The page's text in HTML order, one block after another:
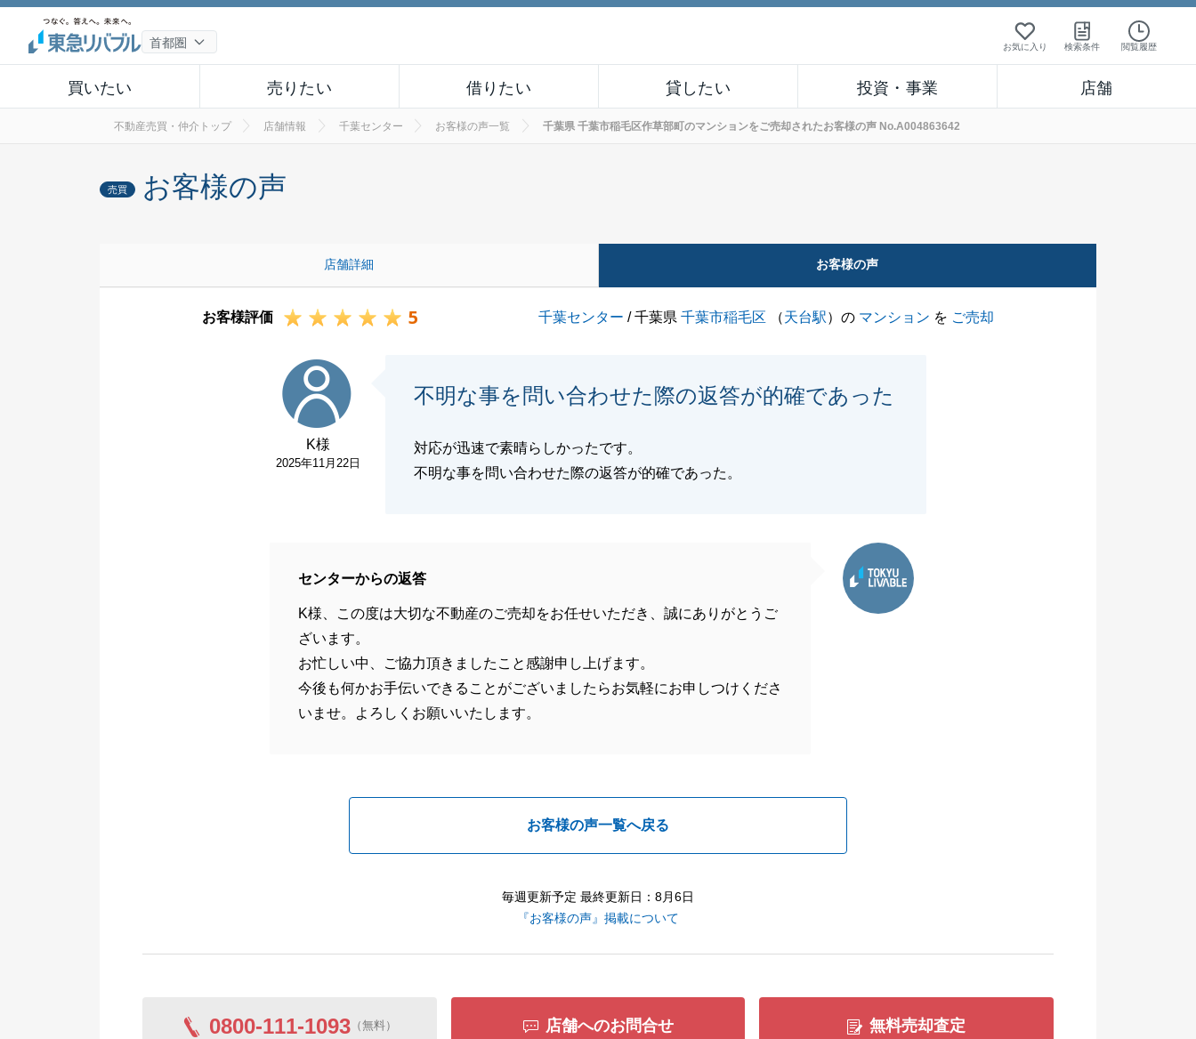
お気に入り 検索条件 閲覧履歴
買いたい 売りたい 借りたい 貸したい 投資・事業 店舗
不動産売買・仲介トップ 店舗情報 千葉センター お客様の声一覧 千葉県 千葉市稲毛区作草部町のマンションをご売却されたお客様の声 No.A004863642
売買 お客様の声
店舗詳細 お客様の声
お客様評価 5 千葉センター / 千葉県千葉市稲毛区 （天台駅）の マンション を ご売却
K様
2025年11月22日
不明な事を問い合わせた際の返答が的確であった
対応が迅速で素晴らしかったです。
不明な事を問い合わせた際の返答が的確であった。
センターからの返答
K様、この度は大切な不動産のご売却をお任せいただき、誠にありがとうご
ざいます。
お忙しい中、ご協力頂きましたこと感謝申し上げます。
今後も何かお手伝いできることがございましたらお気軽にお申しつけくださ
いませ。よろしくお願いいたします。
お客様の声一覧へ戻る
毎週更新予定 最終更新日：8月6日
『お客様の声』掲載について
0800-111-1093 （無料） 店舗へのお問合せ 無料売却査定